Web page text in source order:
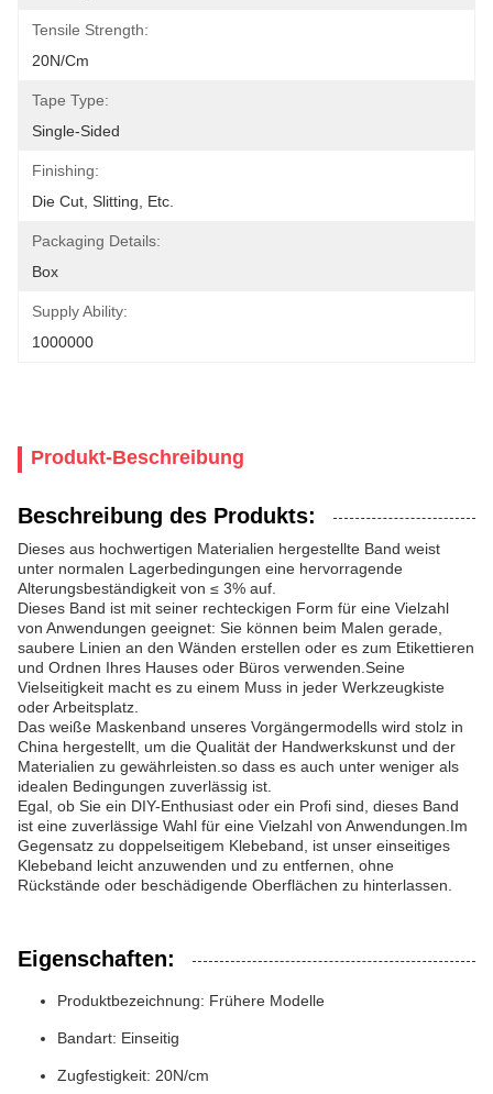
Tensile Strength:
20N/cm
Tape Type:
Single-Sided
Finishing:
Die Cut, Slitting, Etc.
Packaging Details:
Box
Supply Ability:
1000000
Produkt-Beschreibung
Beschreibung des Produkts:
Dieses aus hochwertigen Materialien hergestellte Band weist
unter normalen Lagerbedingungen eine hervorragende
Alterungsbeständigkeit von ≤ 3% auf.
Dieses Band ist mit seiner rechteckigen Form für eine Vielzahl
von Anwendungen geeignet: Sie können beim Malen gerade,
saubere Linien an den Wänden erstellen oder es zum Etikettieren
und Ordnen Ihres Hauses oder Büros verwenden.Seine
Vielseitigkeit macht es zu einem Muss in jeder Werkzeugkiste
oder Arbeitsplatz.
Das weiße Maskenband unseres Vorgängermodells wird stolz in
China hergestellt, um die Qualität der Handwerkskunst und der
Materialien zu gewährleisten.so dass es auch unter weniger als
idealen Bedingungen zuverlässig ist.
Egal, ob Sie ein DIY-Enthusiast oder ein Profi sind, dieses Band
ist eine zuverlässige Wahl für eine Vielzahl von Anwendungen.Im
Gegensatz zu doppelseitigem Klebeband, ist unser einseitiges
Klebeband leicht anzuwenden und zu entfernen, ohne
Rückstände oder beschädigende Oberflächen zu hinterlassen.
Eigenschaften:
Produktbezeichnung: Frühere Modelle
Bandart: Einseitig
Zugfestigkeit: 20N/cm